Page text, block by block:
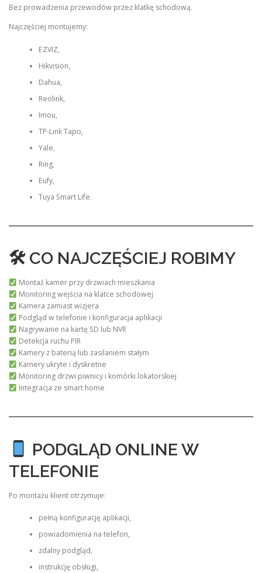
Bez prowadzenia przewodów przez klatkę schodową.
Najczęściej montujemy:
EZVIZ,
Hikvision,
Dahua,
Reolink,
Imou,
TP-Link Tapo,
Yale,
Ring,
Eufy,
Tuya Smart Life.
🛠 CO NAJCZĘŚCIEJ ROBIMY
Montaż kamer przy drzwiach mieszkania
Monitoring wejścia na klatce schodowej
Kamera zamiast wizjera
Podgląd w telefonie i konfiguracja aplikacji
Nagrywanie na kartę SD lub NVR
Detekcja ruchu PIR
Kamery z baterią lub zasilaniem stałym
Kamery ukryte i dyskretne
Monitoring drzwi piwnicy i komórki lokatorskiej
Integracja ze smart home
PODGLĄD ONLINE W
TELEFONIE
Po montażu klient otrzymuje:
pełną konfigurację aplikacji,
powiadomienia na telefon,
zdalny podgląd,
instrukcję obsługi,